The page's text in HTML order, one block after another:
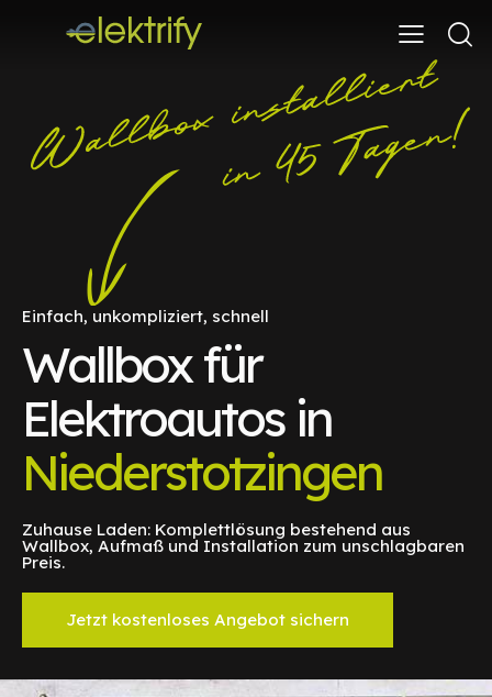
Einfach, unkompliziert, schnell
Wallbox für
Elektroautos in
Niederstotzingen
Zuhause Laden: Komplettlösung bestehend aus
Wallbox, Aufmaß und Installation zum unschlagbaren
Preis.
Jetzt kostenloses Angebot sichern